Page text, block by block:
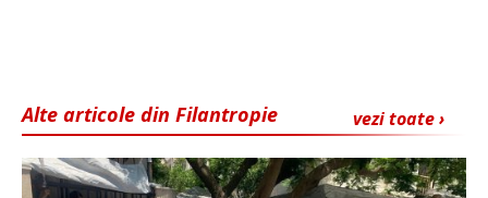
vezi toate ›
Alte articole din Filantropie